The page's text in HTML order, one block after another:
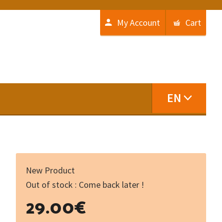
My Account Cart
EN
New Product
Out of stock : Come back later !
29.00€